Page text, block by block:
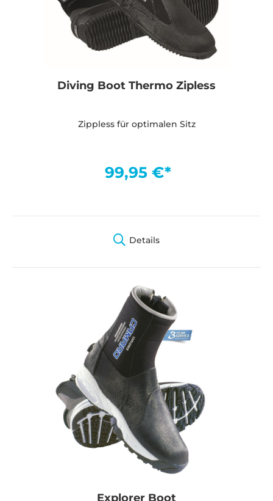
Diving Boot Thermo Zipless
Zippless für optimalen Sitz
99,95 €*
Details
Explorer Boot